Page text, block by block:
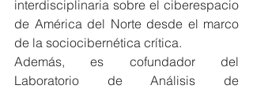
interdisciplinaria sobre el ciberespacio
de América del Norte desde el marco
de la sociocibernética crítica.
Además, es cofundador del
Laboratorio de Análisis de